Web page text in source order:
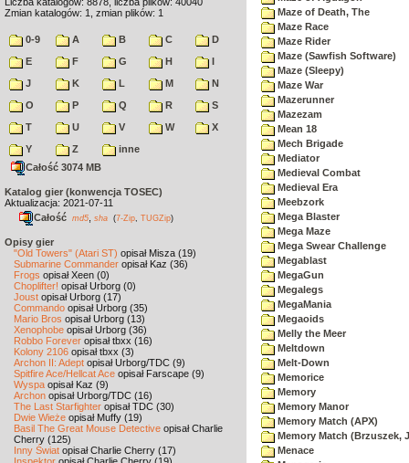
Zmian katalogów: 1, zmian plików: 1
0-9 A B C
D
E
F G H
I
J
K L M
N
O
P Q R
S
T
U V W
X
Y
Z
inne
Całość 3074 MB
Katalog gier (konwencja TOSEC)
Aktualizacja: 2021-07-11
Całość md5 sha (7-Zip TUGZip)
Opisy gier
"Old Towers" (Atari ST) opisał Misza (19)
Submarine Commander opisał Kaz (36)
Frogs opisał Xeen (0)
Choplifter! opisał Urborg (0)
Joust opisał Urborg (17)
Commando opisał Urborg (35)
Mario Bros opisał Urborg (13)
Xenophobe opisał Urborg (36)
Robbo Forever opisał tbxx (16)
Kolony 2106 opisał tbxx (3)
Archon II: Adept opisał Urborg/TDC (9)
Spitfire Ace/Hellcat Ace opisał Farscape (9)
Wyspa opisał Kaz (9)
Archon opisał Urborg/TDC (16)
The Last Starfighter opisał TDC (30)
Dwie Wieże opisał Muffy (19)
Basil The Great Mouse Detective opisał Charlie
Cherry (125)
Inny Świat opisał Charlie Cherry (17)
Maze of Death, The
Maze Race
Maze Rider
Maze (Sawfish Software)
Maze (Sleepy)
Maze War
Mazerunner
Mazezam
Mean 18
Mech Brigade
Mediator
Medieval Combat
Medieval Era
Meebzork
Mega Blaster
Mega Maze
Mega Swear Challenge
Megablast
MegaGun
Megalegs
MegaMania
Megaoids
Melly the Meer
Meltdown
Melt-Down
Memorice
Memory
Memory Manor
Memory Match (APX)
Memory Match (Brzuszek,
Menace